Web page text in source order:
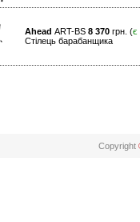
Ahead ART-BS 8 370 грн. (є
Cтілець барабанщика
Copyright